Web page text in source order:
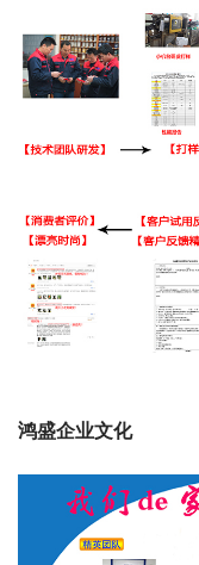
鸿盛企业文化